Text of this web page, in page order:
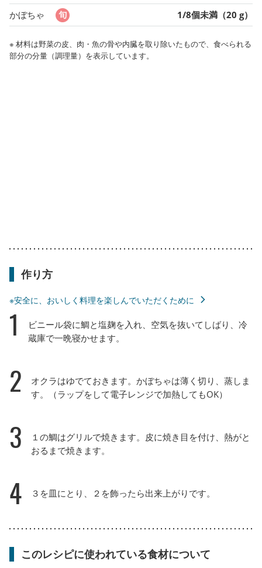
かぼちゃ 1/8個未満（20 g）
※ 材料は野菜の皮、肉・魚の骨や内臓を取り除いたもので、食べられる
部分の分量（調理量）を表示しています。
作り方
※安全に、おいしく料理を楽しんでいただくために
1
ビニール袋に鯛と塩麹を入れ、空気を抜いてしばり、冷
蔵庫で一晩寝かせます。
2
オクラはゆでておきます。かぼちゃは薄く切り、蒸しま
す。（ラップをして電子レンジで加熱してもOK）
3
１の鯛はグリルで焼きます。皮に焼き目を付け、熱がと
おるまで焼きます。
4 ３を皿にとり、２を飾ったら出来上がりです。
このレシピに使われている食材について